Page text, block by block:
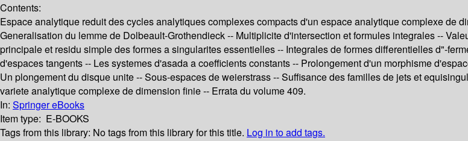
Contents:
Espace analytique reduit des cycles analytiques complexes compacts d'un espace analytique complexe de
Generalisation du lemme de Dolbeault-Grothendieck -- Multiplicite d'intersection et formules integrales --
principale et residu simple des formes a singularites essentielles -- Integrales de formes differentielles d"-
d'espaces tangents -- Les systemes d'asada a coefficients constants -- Prolongement d'un morphisme
Un plongement du disque unite -- Sous-espaces de weierstrass -- Suffisance des familles de jets et
variete analytique complexe de dimension finie -- Errata du volume 409.
In: Springer eBooks
Item type: E-BOOKS
Tags from this library: No tags from this library for this title. Log in to add tags.